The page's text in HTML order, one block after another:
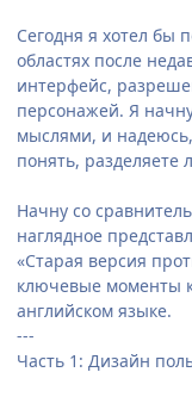
Сегодня я хотел бы
областях после
интерфейс,
персонажей. Я
мыслями, и
понять, разделяете
Начну со
наглядное
«Старая версия
ключевые моменты
английском языке.
---
Часть 1: Дизайн